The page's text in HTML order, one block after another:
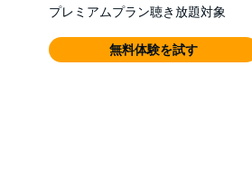
プレミアムプラン聴き放題対象
無料体験を試す